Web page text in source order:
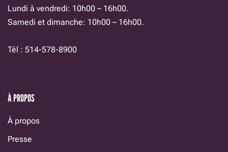
Lundi à vendredi: 10h00 – 16h00.
Samedi et dimanche: 10h00 – 16h00.
Tél : 514-578-8900
À PROPOS
À propos
Presse